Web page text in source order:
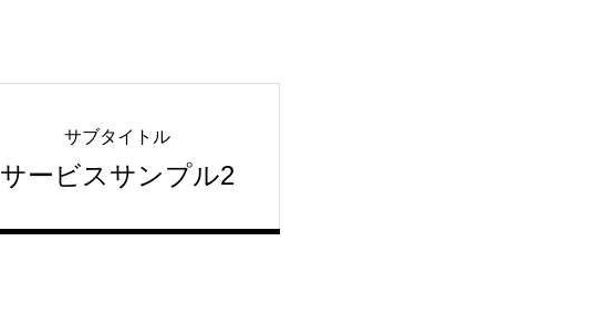
サブタイトル
サービスサンプル2